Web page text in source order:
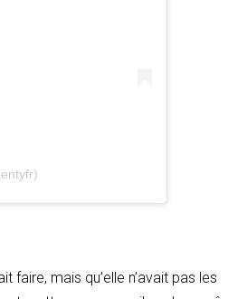
faire, mais qu’elle n’avait pas les